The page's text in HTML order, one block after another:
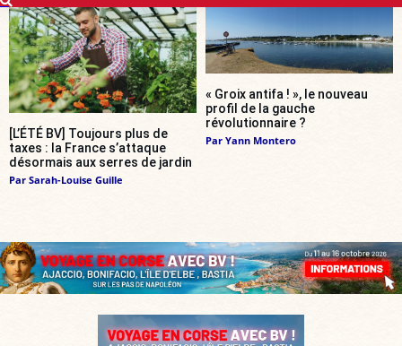
[L’ÉTÉ BV] Toujours plus de
taxes : la France s’attaque
désormais aux serres de jardin
Par Sarah-Louise Guille
« Groix antifa ! », le nouveau
profil de la gauche
révolutionnaire ?
Par Yann Montero